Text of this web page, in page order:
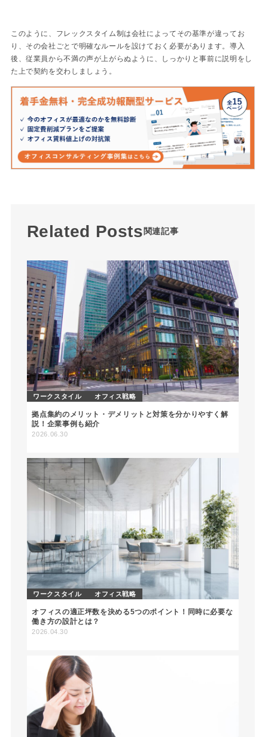
このように、フレックスタイム制は会社によってその基準が違ってお
り、その会社ごとで明確なルールを設けておく必要があります。導入
後、従業員から不満の声が上がらぬように、しっかりと事前に説明をし
た上で契約を交わしましょう。
Related Posts 関連記事
ワークスタイル オフィス戦略
拠点集約のメリット・デメリットと対策を分かりやすく解
説！企業事例も紹介
2026.06.30
ワークスタイル オフィス戦略
オフィスの適正坪数を決める5つのポイント！同時に必要な
働き方の設計とは？
2026.04.30